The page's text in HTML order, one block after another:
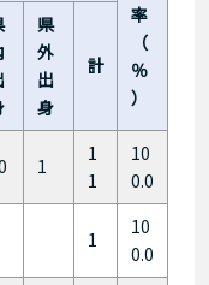
率
（
％
）
県
外
出
身
計
1
1
1
10
0.0
1
10
0.0